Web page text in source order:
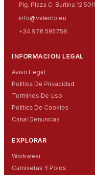
Plg. Plaza C. Burtina 12
info@valento.eu
+34 976 595758
INFORMACION LEGAL
Aviso Legal
Politica De Privacidad
Terminos De Uso
Politica De Cookies
Canal Denuncias
EXPLORAR
Workwear
Camisetas Y Polos